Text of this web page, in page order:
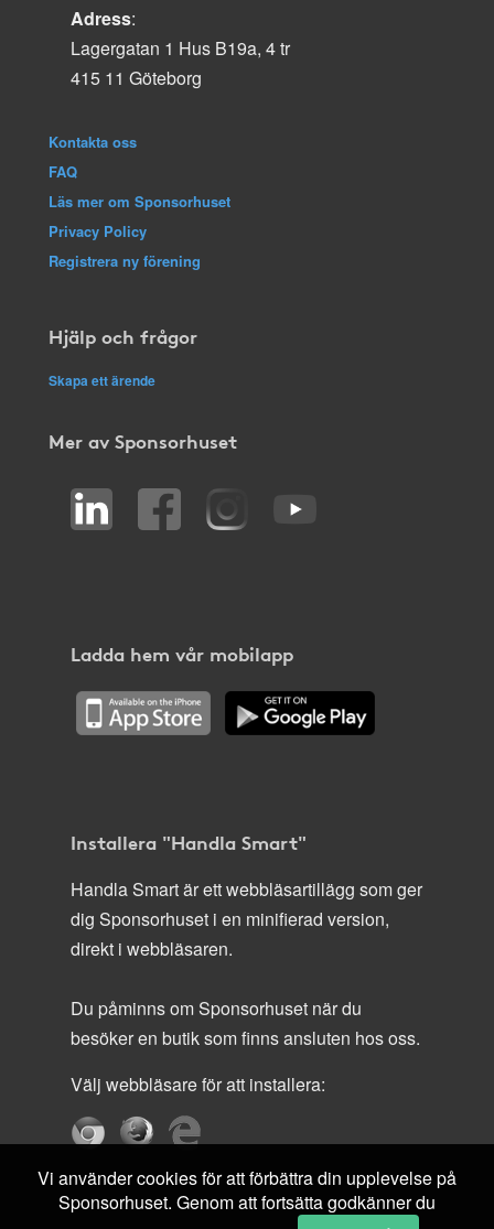
Adress:
Lagergatan 1 Hus B19a, 4 tr
415 11 Göteborg
Kontakta oss
FAQ
Läs mer om Sponsorhuset
Privacy Policy
Registrera ny förening
Hjälp och frågor
Skapa ett ärende
Mer av Sponsorhuset
Ladda hem vår mobilapp
Installera "Handla Smart"
Handla Smart är ett webbläsartillägg som ger
dig Sponsorhuset i en minifierad version,
direkt i webbläsaren.
Du påminns om Sponsorhuset när du
besöker en butik som finns ansluten hos oss.
Välj webbläsare för att installera:
Vi använder cookies för att förbättra din upplevelse på
Sponsorhuset. Genom att fortsätta godkänner du